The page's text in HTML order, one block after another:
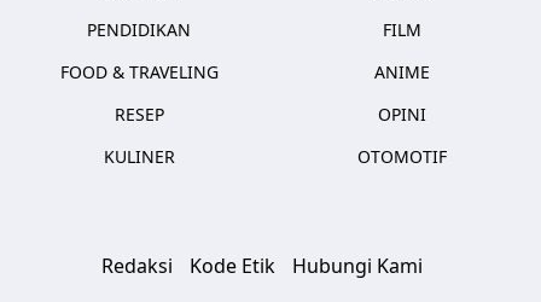
PENDIDIKAN
FOOD & TRAVELING
RESEP
KULINER
FILM
ANIME
OPINI
OTOMOTIF
Redaksi Kode Etik
Hubungi Kami